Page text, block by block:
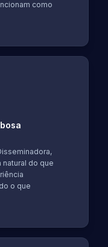
como
do que
o que